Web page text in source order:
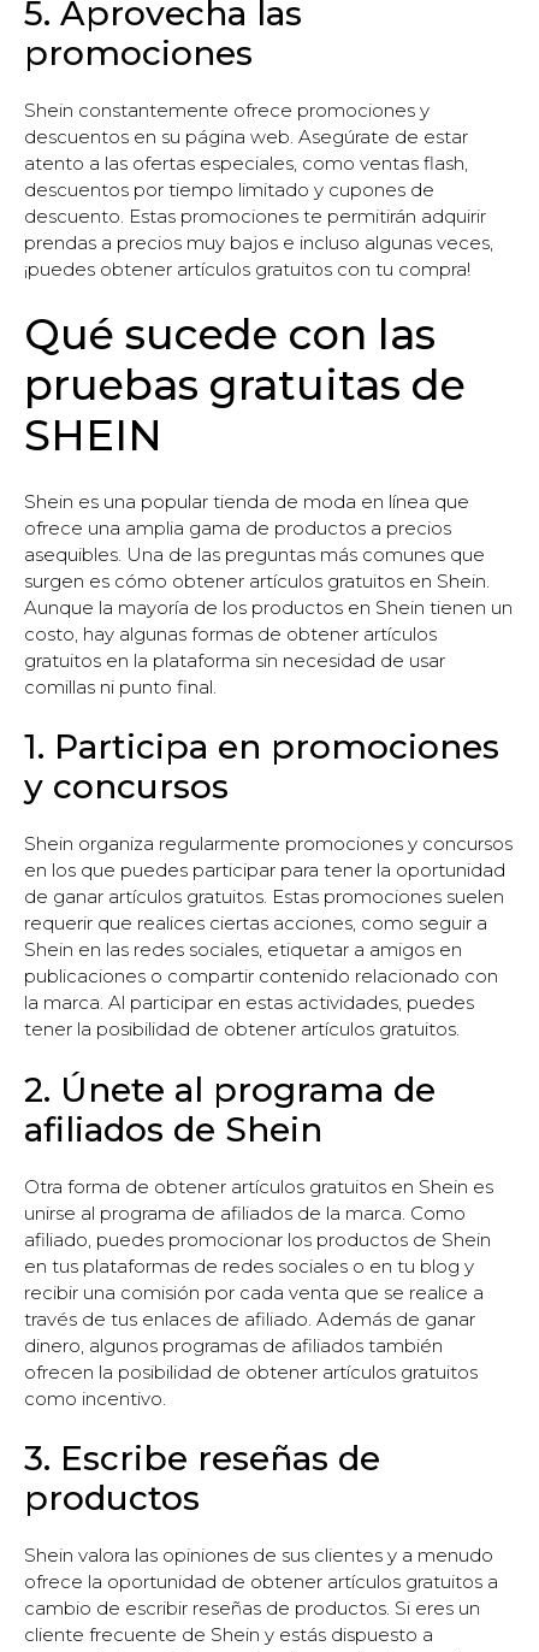
5. Aprovecha las
promociones
Shein constantemente ofrece promociones y
descuentos en su página web. Asegúrate de estar
atento a las ofertas especiales, como ventas flash,
descuentos por tiempo limitado y cupones de
descuento. Estas promociones te permitirán adquirir
prendas a precios muy bajos e incluso algunas veces,
¡puedes obtener artículos gratuitos con tu compra!
Qué sucede con las
pruebas gratuitas de
SHEIN
Shein es una popular tienda de moda en línea que
ofrece una amplia gama de productos a precios
asequibles. Una de las preguntas más comunes que
surgen es cómo obtener artículos gratuitos en Shein.
Aunque la mayoría de los productos en Shein tienen un
costo, hay algunas formas de obtener artículos
gratuitos en la plataforma sin necesidad de usar
comillas ni punto final.
1. Participa en promociones
y concursos
Shein organiza regularmente promociones y concursos
en los que puedes participar para tener la oportunidad
de ganar artículos gratuitos. Estas promociones suelen
requerir que realices ciertas acciones, como seguir a
Shein en las redes sociales, etiquetar a amigos en
publicaciones o compartir contenido relacionado con
la marca. Al participar en estas actividades, puedes
tener la posibilidad de obtener artículos gratuitos.
2. Únete al programa de
afiliados de Shein
Otra forma de obtener artículos gratuitos en Shein es
unirse al programa de afiliados de la marca. Como
afiliado, puedes promocionar los productos de Shein
en tus plataformas de redes sociales o en tu blog y
recibir una comisión por cada venta que se realice a
través de tus enlaces de afiliado. Además de ganar
dinero, algunos programas de afiliados también
ofrecen la posibilidad de obtener artículos gratuitos
como incentivo.
3. Escribe reseñas de
productos
Shein valora las opiniones de sus clientes y a menudo
ofrece la oportunidad de obtener artículos gratuitos a
cambio de escribir reseñas de productos. Si eres un
cliente frecuente de Shein y estás dispuesto a